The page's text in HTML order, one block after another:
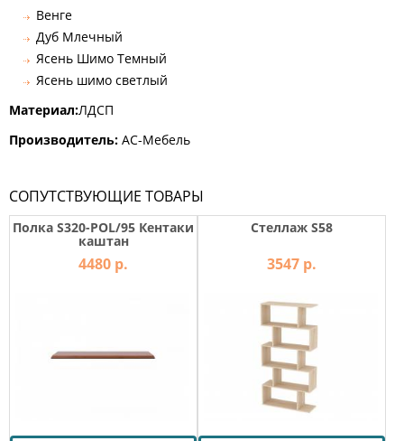
Венге
Дуб Млечный
Ясень Шимо Темный
Ясень шимо светлый
Материал:ЛДСП
Производитель: АС-Мебель
СОПУТСТВУЮЩИЕ ТОВАРЫ
Полка S320-POL/95 Кентаки
каштан
4480 р.
Стеллаж S58
3547 р.
И
ДИВАНЧИКИ
САДОВАЯ
МЕБЕЛЬ
ЗЕРКАЛА
МЕБЕЛИ